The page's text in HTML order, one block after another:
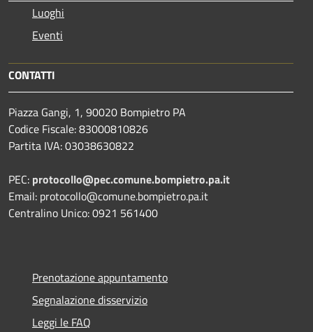
Luoghi
Eventi
CONTATTI
Piazza Gangi, 1, 90020 Bompietro PA
Codice Fiscale: 83000810826
Partita IVA: 03038630822
PEC: protocollo@pec.comune.bompietro.pa.it
Email: protocollo@comune.bompietro.pa.it
Centralino Unico: 0921 561400
Prenotazione appuntamento
Segnalazione disservizio
Leggi le FAQ